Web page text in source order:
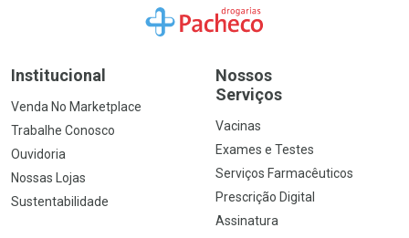
Ir para a Home
Institucional
Venda No Marketplace
Trabalhe Conosco
Ouvidoria
Nossas Lojas
Sustentabilidade
Nossos
Serviços
Vacinas
Exames e Testes
Serviços Farmacêuticos
Prescrição Digital
Assinatura